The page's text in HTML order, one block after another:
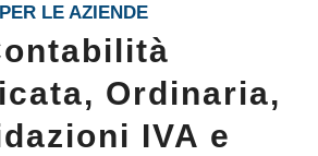
PER LE AZIENDE
Ordinaria,
IVA e